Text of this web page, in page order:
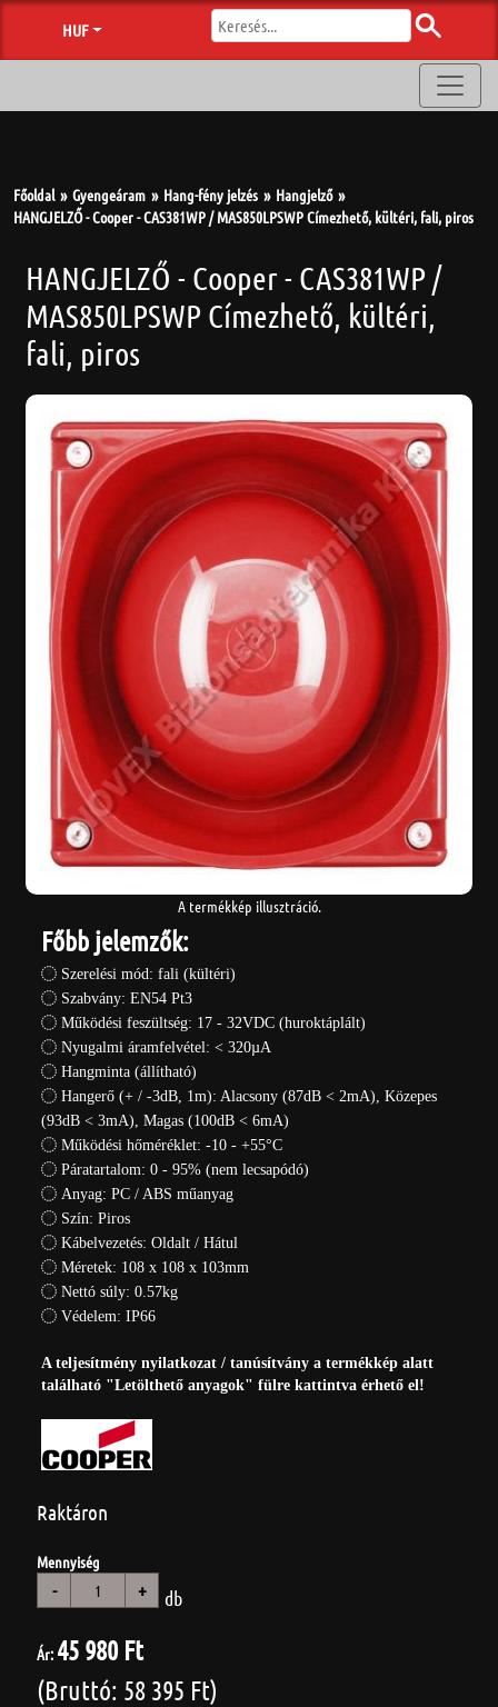
HUF
Főoldal Gyengeáram Hang-fény jelzés
Hangjelző
HANGJELZŐ - Cooper - CAS381WP / MAS850LPSWP Címezhető, kültéri, fali, piros
HANGJELZŐ - Cooper - CAS381WP /
MAS850LPSWP Címezhető, kültéri,
fali, piros
A termékkép illusztráció.
Főbb jelemzők:
Szerelési mód: fali (kültéri)
Szabvány: EN54 Pt3
Működési feszültség: 17 - 32VDC (huroktáplált)
Nyugalmi áramfelvétel: < 320µA
Hangminta (állítható)
Hangerő (+ / -3dB, 1m): Alacsony (87dB < 2mA), Közepes
(93dB < 3mA), Magas (100dB < 6mA)
Működési hőméréklet: -10 - +55°C
Páratartalom: 0 - 95% (nem lecsapódó)
Anyag: PC / ABS műanyag
Szín: Piros
Kábelvezetés: Oldalt / Hátul
Méretek: 108 x 108 x 103mm
Nettó súly: 0.57kg
Védelem: IP66
A teljesítmény nyilatkozat / tanúsítvány a termékkép alatt
található "Letölthető anyagok" fülre kattintva érhető el!
Raktáron
Mennyiség
- + db
Ár: 45 980 Ft
(Bruttó: 58 395 Ft)